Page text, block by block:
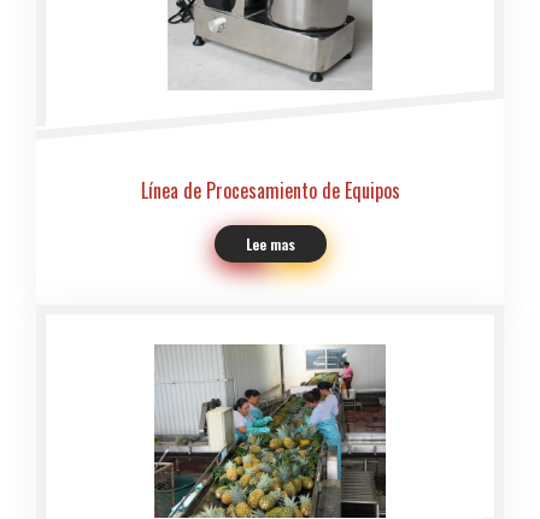
Línea de Procesamiento de Equipos
Lee mas